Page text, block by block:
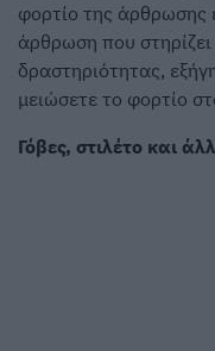
φορτίο της άρθρωσης
άρθρωση που
δραστηριότητας,
μειώσετε το φορτίο
Γόβες, στιλέτο και